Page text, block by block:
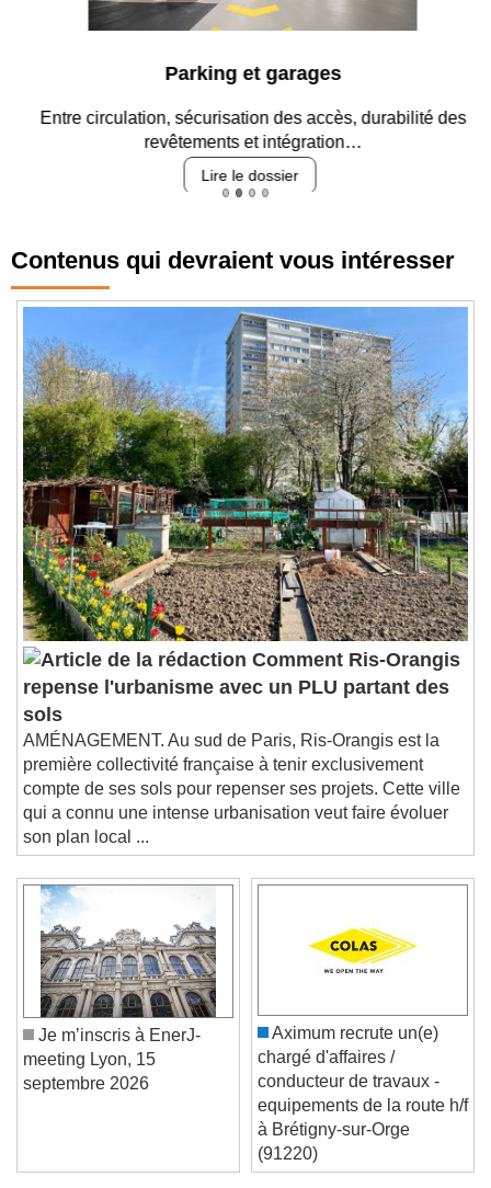
Parking et garages
Entre circulation, sécurisation des accès, durabilité des
revêtements et intégration…
Lire le dossier
Contenus qui devraient vous intéresser
Comment Ris-Orangis
repense l'urbanisme avec un PLU partant des
sols
AMÉNAGEMENT. Au sud de Paris, Ris-Orangis est la
première collectivité française à tenir exclusivement
compte de ses sols pour repenser ses projets. Cette ville
qui a connu une intense urbanisation veut faire évoluer
son plan local ...
Je m’inscris à EnerJ-
meeting Lyon, 15
Aximum recrute un(e)
chargé d'affaires /
conducteur de travaux -
equipements de la route h/f
à Brétigny-sur-Orge
(91220)